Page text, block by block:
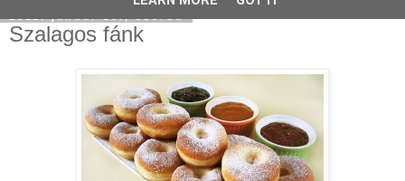
Szalagos fánk